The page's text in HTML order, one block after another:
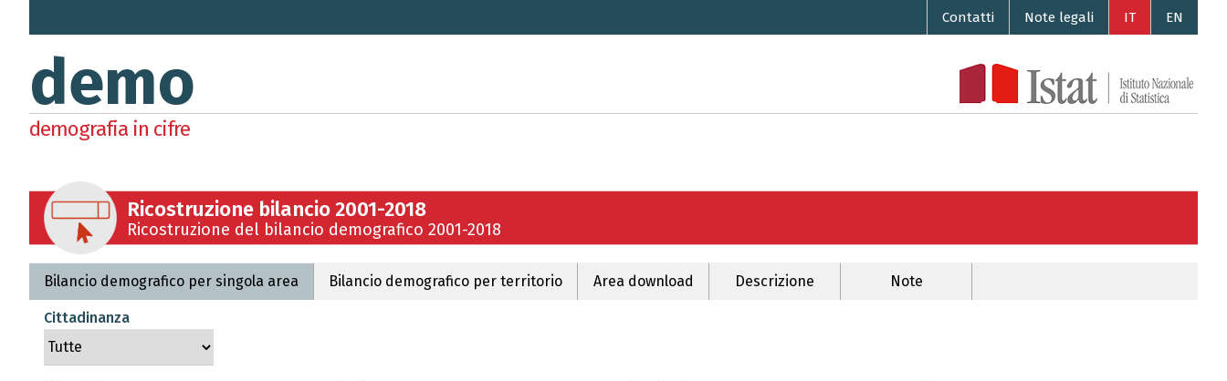
EN
IT
Note legali
Contatti
demo
demografia in cifre
Ricostruzione bilancio 2001-2018
Ricostruzione del bilancio demografico 2001-2018
Bilancio demografico per singola area Bilancio demografico per territorio Area download Descrizione Note
Cittadinanza